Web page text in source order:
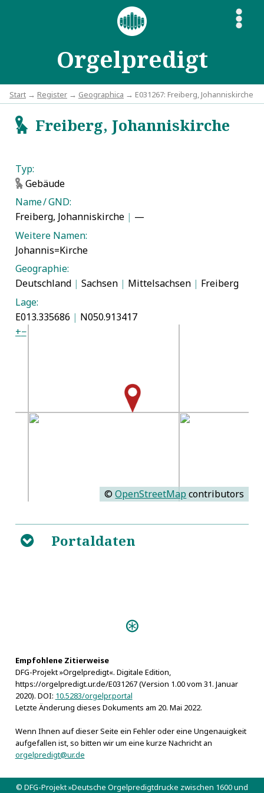
Orgelpredigt
S
Start → Register → Geographica → E031267: Freiberg, Johanniskirche
gFreiberg, Johanniskirche
Typ:
gGebäude
Name / GND:
Freiberg, Johanniskirche | —
Weitere Namen:
Johannis=Kirche
Geographie:
Deutschland | Sachsen | Mittelsachsen | Freiberg
Lage:
E013.335686 | N050.913417
+−
©OpenStreetMap contributors
B Portaldaten
Orgeln:
Freiberg, Johanniskirche, Gottfried Silbermann-
Orgel 1719
Empfohlene Zitierweise
DFG-Projekt »Orgelpredigt«. Digitale Edition,
https://orgelpredigt.ur.de/E031267 (Version 1.00 vom 31. Januar
2020). DOI: 10.5283/orgelpr.portal
Letzte Änderung dieses Dokuments am 20. Mai 2022.
Wenn Ihnen auf dieser Seite ein Fehler oder eine Ungenauigkeit
aufgefallen ist, so bitten wir um eine kurze Nachricht an
orgelpredigt@ur.de
© DFG-Projekt »Deutsche Orgelpredigtdrucke zwischen 1600 und